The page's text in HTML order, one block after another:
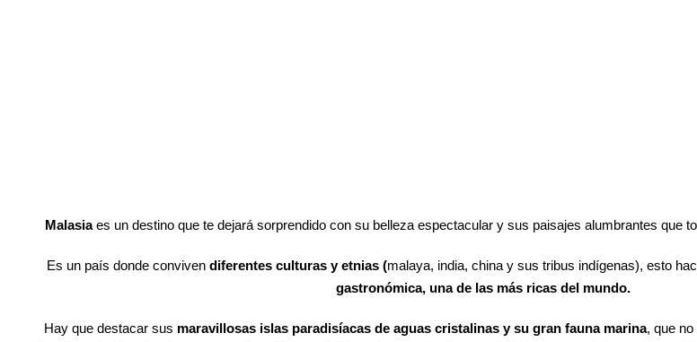
Malasiaes un destino que te dejará sorprendido con su belleza espectacular y sus paisajes alumbrantes que
Es un país donde conviven diferentes culturas y etnias (malaya, india, china y sus tribus indígenas), esto
gastronómica, una de las más ricas del mundo.
Hay que destacar sus maravillosas islas paradisíacas de aguas cristalinas y su gran fauna marina, que no